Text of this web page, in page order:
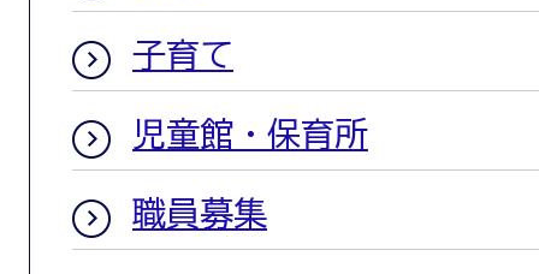
子育て
児童館・保育所
職員募集